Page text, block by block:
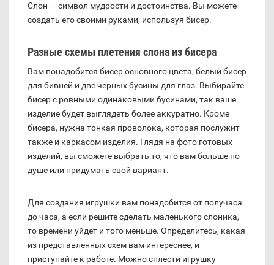
Слон — символ мудрости и достоинства. Вы можете
создать его своими руками, используя бисер.
Разные схемы плетения слона из бисера
Вам понадобится бисер основного цвета, белый бисер
для бивней и две черных бусины для глаз. Выбирайте
бисер с ровными одинаковыми бусинами, так ваше
изделие будет выглядеть более аккуратно. Кроме
бисера, нужна тонкая проволока, которая послужит
также и каркасом изделия. Глядя на фото готовых
изделий, вы сможете выбрать то, что вам больше по
душе или придумать свой вариант.
Для создания игрушки вам понадобится от получаса
до часа, а если решите сделать маленького слоника,
то времени уйдет и того меньше. Определитесь, какая
из представленных схем вам интереснее, и
приступайте к работе. Можно сплести игрушку